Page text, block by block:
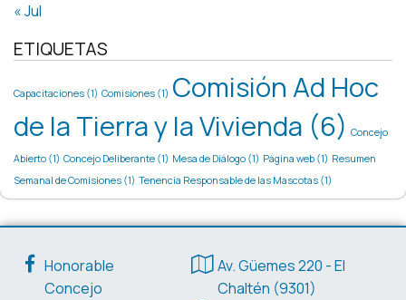
« Jul
ETIQUETAS
Capacitaciones (1) Comisiones (1) Comisión Ad Hoc
de la Tierra y la Vivienda (6) Concejo
Abierto (1) Concejo Deliberante (1) Mesa de Diálogo (1) Página web (1) Resumen
Semanal de Comisiones (1) Tenencia Responsable de las Mascotas (1)
Enlaces de interés
Honorable
Concejo
Datos de contacto
Av. Güemes 220 - El
Chaltén (9301)